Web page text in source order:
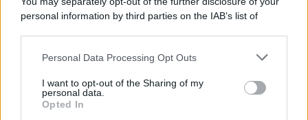
personal information by third parties on the IAB’s list of
This information may also be disclosed by us to third parties
disclose it to other third parties.
Please note that this website/app uses one or more Google
Personal Data Processing Opt Outs
I want to opt-out of the Sharing of my
personal data.
Opted In